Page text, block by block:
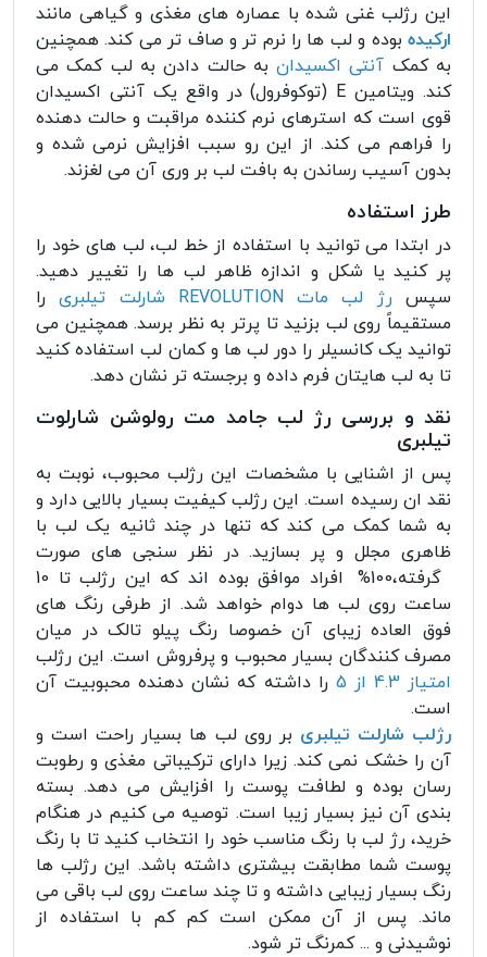
این رژلب غنی شده با عصاره های مغذی و گیاهی مانند
ارکیده بوده و لب ها را نرم تر و صاف تر می کند. همچنین
به کمک آنتی اکسیدانبه حالت دادن به لب کمک می
کند. ویتامین E (توکوفرول) در واقع یک آنتی اکسیدان
قوی است که استرهای نرم کننده مراقبت و حالت دهنده
را فراهم می کند. از این رو سبب افزایش نرمی شده و
بدون آسیب رساندن به بافت لب بر وری آن می لغزند.
طرز استفاده
در ابتدا می توانید با استفاده از خط لب، لب های خود را
پر کنید یا شکل و اندازه ظاهر لب ها را تغییر دهید.
سپس رژ لب مات REVOLUTION شارلت تیلبری
را
مستقیماً روی لب بزنید تا پرتر به نظر برسد. همچنین می
توانید یک کانسیلر را دور لب ها و کمان لب استفاده کنید
تا به لب هایتان فرم داده و برجسته تر نشان دهد.
نقد و بررسی رژ لب جامد مت رولوشن شارلوت
تیلبری
پس از اشنایی با مشخصات این رژلب محبوب، نوبت به
نقد ان رسیده است. این رژلب کیفیت بسیار بالایی دارد و
به شما کمک می کند که تنها در چند ثانیه یک لب با
ظاهری مجلل و پر بسازید. در نظر سنجی های صورت
گرفته،100% افراد موافق بوده اند که این رژلب تا 10
ساعت روی لب ها دوام خواهد شد. از طرفی رنگ های
فوق العاده زیبای آن خصوصا رنگ پیلو تالک در میان
مصرف کنندگان بسیار محبوب و پرفروش است. این رژلب
امتیاز 4.3 از 5
را داشته که نشان دهنده محبوبیت آن
است.
رژلب شارلت تیلبری بر روی لب ها بسیار راحت است و
آن را خشک نمی کند. زیرا دارای ترکیباتی مغذی و رطوبت
رسان بوده و لطافت پوست را افزایش می دهد. بسته
بندی آن نیز بسیار زیبا است. توصیه می کنیم در هنگام
خرید، رژ لب با رنگ مناسب خود را انتخاب کنید تا با رنگ
پوست شما مطابقت بیشتری داشته باشد. این رژلب ها
رنگ بسیار زیبایی داشته و تا چند ساعت روی لب باقی می
ماند. پس از آن ممکن است کم کم با استفاده از
نوشیدنی و ... کمرنگ تر شود.